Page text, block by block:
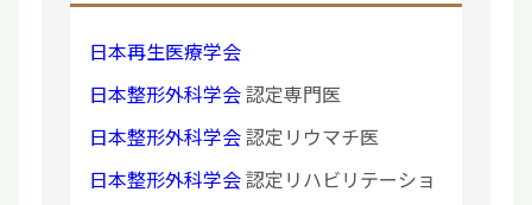
日本再生医療学会
日本整形外科学会認定専門医
日本整形外科学会認定リウマチ医
日本整形外科学会認定リハビリテーショ